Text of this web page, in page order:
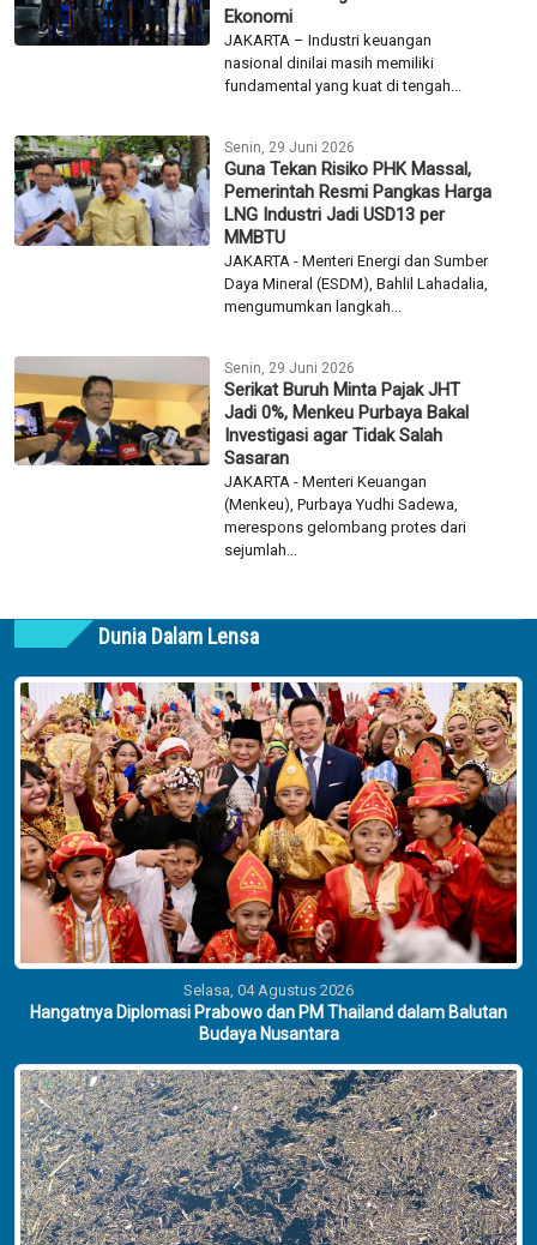
Ekonomi
JAKARTA – Industri keuangan
nasional dinilai masih memiliki
fundamental yang kuat di tengah...
Senin, 29 Juni 2026
Guna Tekan Risiko PHK Massal,
Pemerintah Resmi Pangkas Harga
LNG Industri Jadi USD13 per
MMBTU
JAKARTA - Menteri Energi dan Sumber
Daya Mineral (ESDM), Bahlil Lahadalia,
mengumumkan langkah...
Senin, 29 Juni 2026
Serikat Buruh Minta Pajak JHT
Jadi 0%, Menkeu Purbaya Bakal
Investigasi agar Tidak Salah
Sasaran
JAKARTA - Menteri Keuangan
(Menkeu), Purbaya Yudhi Sadewa,
merespons gelombang protes dari
sejumlah...
Dunia Dalam Lensa
Selasa, 04 Agustus 2026
Hangatnya Diplomasi Prabowo dan PM Thailand dalam Balutan
Budaya Nusantara